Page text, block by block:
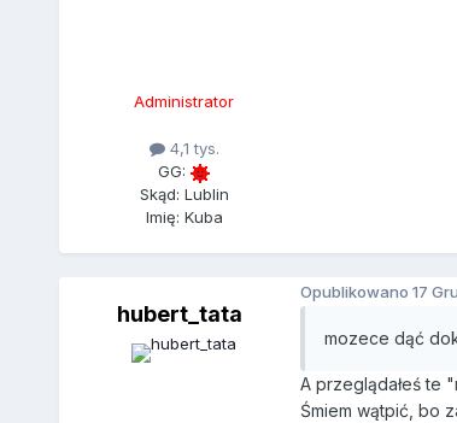
Administrator
4,1 tys.
GG:
Skąd: Lublin
Imię: Kuba
hubert_tata
Opublikowano 17
mozece dąć
A przeglądałeś te
Śmiem wątpić, bo